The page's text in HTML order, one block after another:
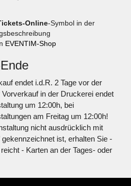
Online-Symbol in der
EVENTIM-Shop
endet i.d.R. 2 Tage vor der
in der Druckerei endet
um 12:00h, bei
am Freitag um 12:00h!
nicht ausdrücklich mit
ist, erhalten Sie -
- Karten an der Tages- oder